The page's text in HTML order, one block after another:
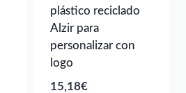
plástico reciclado
Alzir para
personalizar con
logo
15,18€